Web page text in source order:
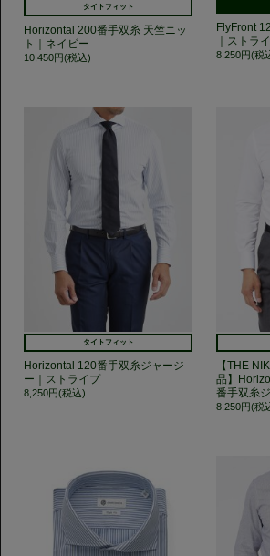
タイトフィット
Horizontal 200番手双糸 天竺ニッ
ト｜ネイビー
10,450円(税込)
FlyFront
｜ストラ
8,250円(税
タイトフィット
Horizontal 120番手双糸ジャージ
ー｜ストライプ
8,250円(税込)
【THE
品】
番手双糸
8,250円(税